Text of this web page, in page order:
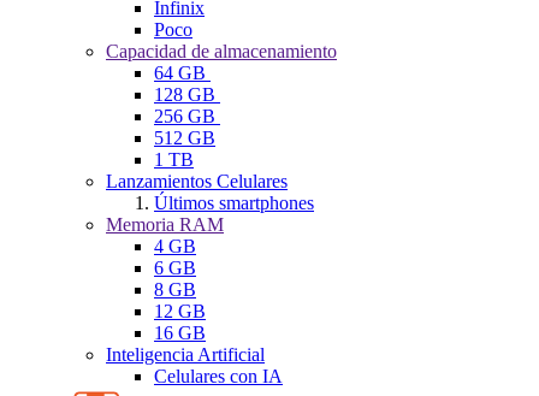
Infinix
Poco
Capacidad de almacenamiento
64 GB
128 GB
256 GB
512 GB
1 TB
Lanzamientos Celulares
Últimos smartphones
Memoria RAM
4 GB
6 GB
8 GB
12 GB
16 GB
Inteligencia Artificial
Celulares con IA